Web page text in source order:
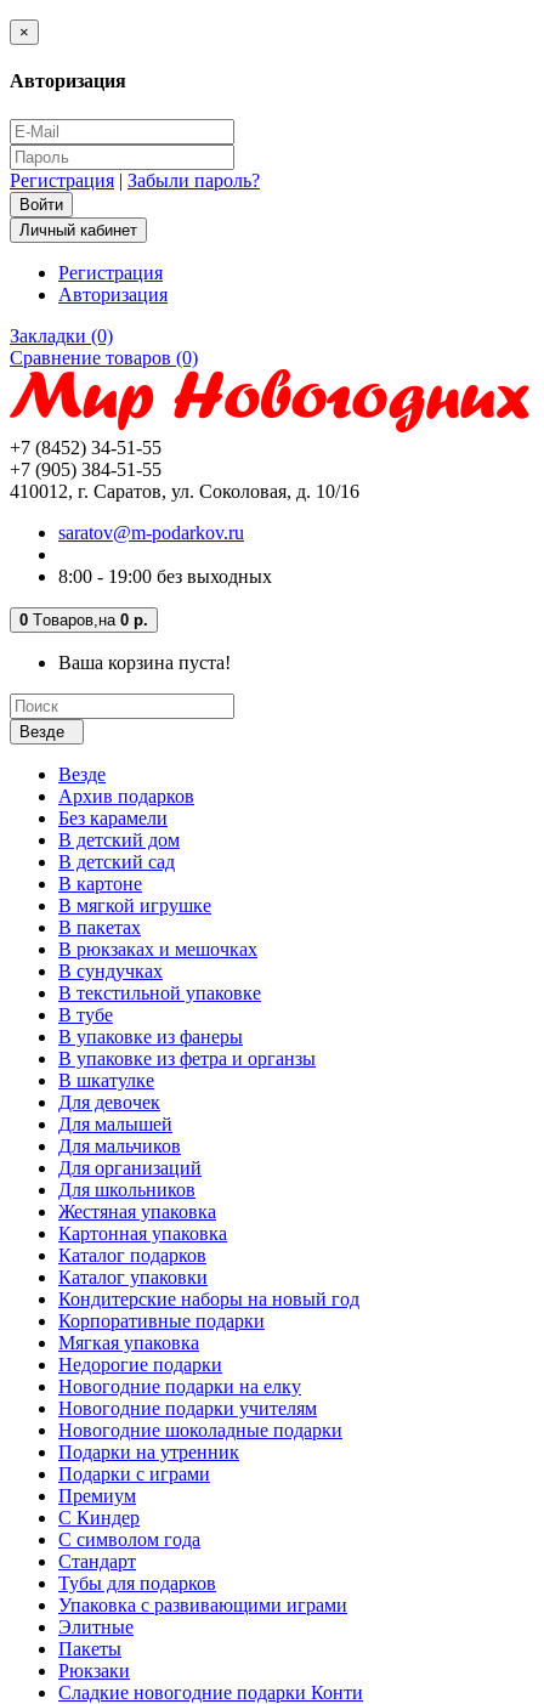
×
Авторизация
Регистрация | Забыли пароль?
Личный кабинет
Регистрация
Авторизация
Закладки (0)
Сравнение товаров (0)
+7 (8452) 34-51-55
+7 (905) 384-51-55
410012, г. Саратов, ул. Соколовая, д. 10/16
saratov@m-podarkov.ru
8:00 - 19:00 без выходных
0 Tоваров, на 0 р.
Ваша корзина пуста!
Везде
Везде
Архив подарков
Без карамели
В детский дом
В детский сад
В картоне
В мягкой игрушке
В пакетах
В рюкзаках и мешочках
В сундучках
В текстильной упаковке
В тубе
В упаковке из фанеры
В упаковке из фетра и органзы
В шкатулке
Для девочек
Для малышей
Для мальчиков
Для организаций
Для школьников
Жестяная упаковка
Картонная упаковка
Каталог подарков
Каталог упаковки
Кондитерские наборы на новый год
Корпоративные подарки
Мягкая упаковка
Недорогие подарки
Новогодние подарки на елку
Новогодние подарки учителям
Новогодние шоколадные подарки
Подарки на утренник
Подарки с играми
Премиум
С Киндер
С символом года
Стандарт
Тубы для подарков
Упаковка с развивающими играми
Элитные
Пакеты
Рюкзаки
Сладкие новогодние подарки Конти